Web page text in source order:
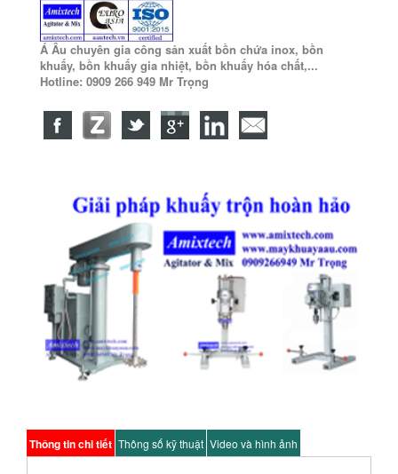
Á Âu chuyên gia công sản xuất bồn chứa inox, bồn
khuấy, bồn khuấy gia nhiệt, bồn khuấy hóa chất,...
Hotline: 0909 266 949 Mr Trọng
Thông tin chi tiết Thông số kỹ thuật Video và hình ảnh